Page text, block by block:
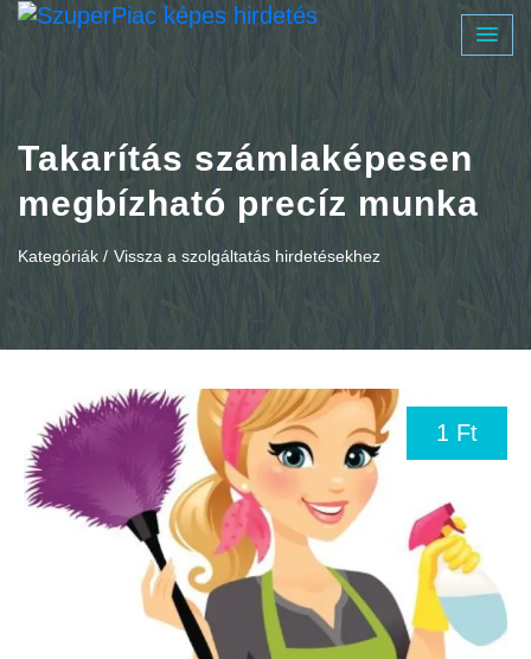
Takarítás számlaképesen
megbízható precíz munka
Kategóriák / Vissza a szolgáltatás hirdetésekhez
1 Ft